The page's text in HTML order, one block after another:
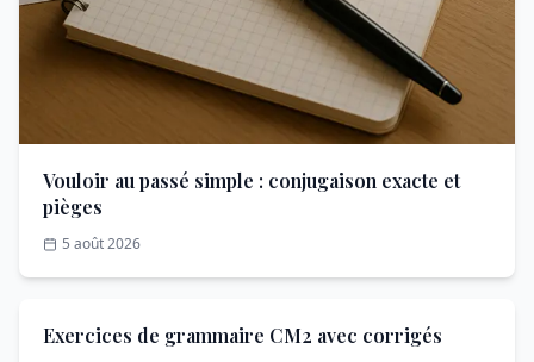
Vouloir au passé simple : conjugaison exacte et
pièges
5 août 2026
Exercices de grammaire CM2 avec corrigés